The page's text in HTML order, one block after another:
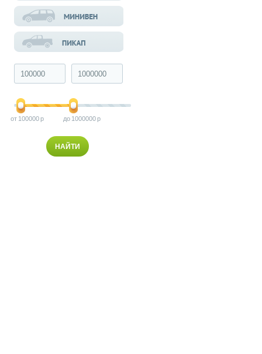
100000 1000000